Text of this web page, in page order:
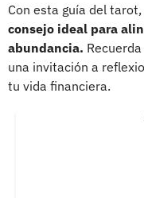
Con esta guía del
consejo ideal para
abundancia.
una invitación a
tu vida financiera.